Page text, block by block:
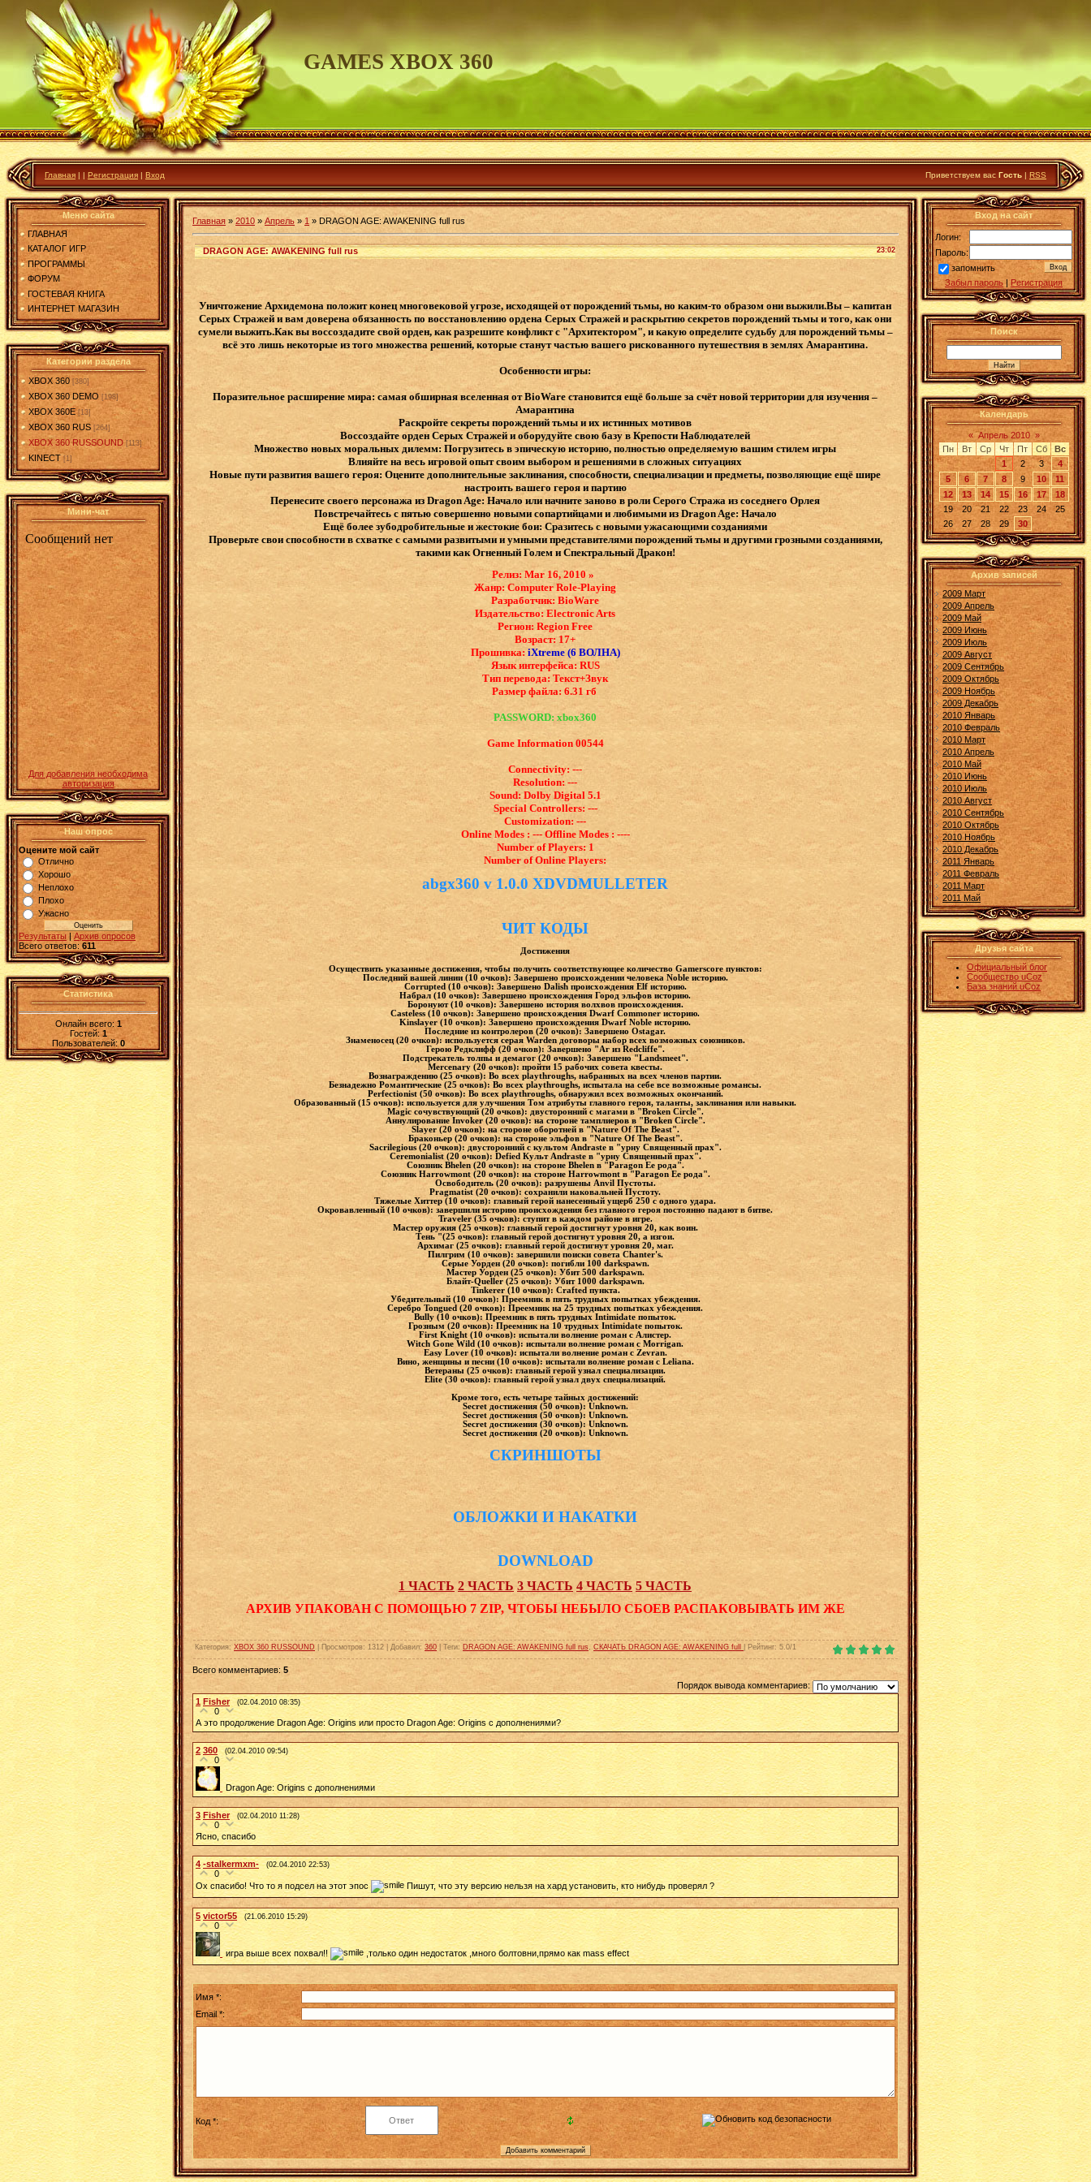
GAMES XBOX 360
Главная | | Регистрация | Вход Приветствуем вас Гость | RSS
Меню сайта
ГЛАВНАЯ
КАТАЛОГ ИГР
ПРОГРАММЫ
ФОРУМ
ГОСТЕВАЯ КНИГА
ИНТЕРНЕТ МАГАЗИН
Категории раздела
XBOX 360 [380]
XBOX 360 DEMO [198]
XBOX 360E [13]
XBOX 360 RUS [264]
XBOX 360 RUSSOUND [113]
KINECT [1]
Мини-чат
Для добавления необходима
авторизация
Наш опрос
Оцените мой сайт
Отлично
Хорошо
Неплохо
Плохо
Ужасно
Результаты | Архив опросов
Всего ответов: 611
Статистика
Онлайн всего:1
Гостей:1
Пользователей: 0
Главная » 2010 » Апрель » 1 » DRAGON AGE: AWAKENING full rus
23:02
DRAGON AGE: AWAKENING full rus
Уничтожение Архидемона положит конец многовековой угрозе, исходящей от порождений тьмы, но каким-то образом они выжили.Вы – капитан
Серых Стражей и вам доверена обязанность по восстановлению ордена Серых Стражей и раскрытию секретов порождений тьмы и того, как они
сумели выжить.Как вы воссоздадите свой орден, как разрешите конфликт с "Архитектором", и какую определите судьбу для порождений тьмы –
всё это лишь некоторые из того множества решений, которые станут частью вашего рискованного путешествия в землях Амарантина.
Особенности игры:
Поразительное расширение мира: самая обширная вселенная от BioWare становится ещё больше за счёт новой территории для изучения –
Амарантина
Раскройте секреты порождений тьмы и их истинных мотивов
Воссоздайте орден Серых Стражей и оборудуйте свою базу в Крепости Наблюдателей
Множество новых моральных дилемм: Погрузитесь в эпическую историю, полностью определяемую вашим стилем игры
Влияйте на весь игровой опыт своим выбором и решениями в сложных ситуациях
Новые пути развития вашего героя: Оцените дополнительные заклинания, способности, специализации и предметы, позволяющие ещё шире
настроить вашего героя и партию
Перенесите своего персонажа из Dragon Age: Начало или начните заново в роли Серого Стража из соседнего Орлея
Повстречайтесь с пятью совершенно новыми сопартийцами и любимыми из Dragon Age: Начало
Ещё более зубодробительные и жестокие бои: Сразитесь с новыми ужасающими созданиями
Проверьте свои способности в схватке с самыми развитыми и умными представителями порождений тьмы и другими грозными созданиями,
такими как Огненный Голем и Спектральный Дракон!
Релиз: Mar 16, 2010 »
Жанр: Computer Role-Playing
Разработчик: BioWare
Издательство: Electronic Arts
Регион: Region Free
Возраст: 17+
Прошивка: iXtreme (6 ВОЛНА)
Язык интерфейса: ​RUS
Тип перевода: Текст+Звук
Размер файла: 6.31 гб
PASSWORD: xbox360
Game Information 00544
Connectivity: ---
Resolution: ---
Sound: Dolby Digital 5.1
Special Controllers: ---
Customization: ---
Online Modes : --- Offline Modes : ----
Number of Players: 1
Number of Online Players:
abgx360 v 1.0.0 XDVDMULLETER
ЧИТ КОДЫ
Достижения
Осуществить указанные достижения, чтобы получить соответствующее количество Gamerscore пунктов:
Последний вашей линии (10 очков): Завершено происхождении человека Noble историю.
Corrupted (10 очков): Завершено Dalish происхождения Elf историю.
Набрал (10 очков): Завершено происхождения Город эльфов историю.
Боронуют (10 очков): Завершено история волхвов происхождения.
Casteless (10 очков): Завершено происхождения Dwarf Commoner историю.
Kinslayer (10 очков): Завершено происхождения Dwarf Noble историю.
Последние из контролеров (20 очков): Завершено Ostagar.
Знаменосец (20 очков): используется серая Warden договоры набор всех возможных союзников.
Герою Редклифф (20 очков): Завершено "Аг из Redcliffe".
Подстрекатель толпы и демагог (20 очков): Завершено "Landsmeet".
Mercenary (20 очков): пройти 15 рабочих совета квесты.
Вознаграждению (25 очков): Во всех playthroughs, набранных на всех членов партии.
Безнадежно Романтические (25 очков): Во всех playthroughs, испытала на себе все возможные романсы.
Perfectionist (50 очков): Во всех playthroughs, обнаружил всех возможных окончаний.
Образованный (15 очков): используется для улучшения Том атрибуты главного героя, таланты, заклинания или навыки.
Magic сочувствующий (20 очков): двусторонний с магами в "Broken Circle".
Аннулирование Invoker (20 очков): на стороне тамплиеров в "Broken Circle".
Slayer (20 очков): на стороне оборотней в "Nature Of The Beast".
Браконьер (20 очков): на стороне эльфов в "Nature Of The Beast".
Sacrilegious (20 очков): двусторонний с культом Andraste в "урну Священный прах".
Ceremonialist (20 очков): Defied Культ Andraste в "урну Священный прах".
Союзник Bhelen (20 очков): на стороне Bhelen в "Paragon Ее рода".
Союзник Harrowmont (20 очков): на стороне Harrowmont в "Paragon Ее рода".
Освободитель (20 очков): разрушены Anvil Пустоты.
Pragmatist (20 очков): сохранили наковальней Пустоту.
Тяжелые Хиттер (10 очков): главный герой нанесенный ущерб 250 с одного удара.
Окровавленный (10 очков): завершили историю происхождения без главного героя постоянно падают в битве.
Traveler (35 очков): ступит в каждом районе в игре.
Мастер оружия (25 очков): главный герой достигнут уровня 20, как воин.
Тень "(25 очков): главный герой достигнут уровня 20, а изгои.
Архимаг (25 очков): главный герой достигнут уровня 20, маг.
Пилгрим (10 очков): завершили поиски совета Chanter's.
Серые Уорден (20 очков): погибли 100 darkspawn.
Мастер Уорден (25 очков): Убит 500 darkspawn.
Блайт-Queller (25 очков): Убит 1000 darkspawn.
Tinkerer (10 очков): Crafted пункта.
Убедительный (10 очков): Преемник в пять трудных попытках убеждения.
Серебро Tongued (20 очков): Преемник на 25 трудных попытках убеждения.
Bully (10 очков): Преемник в пять трудных Intimidate попыток.
Грозным (20 очков): Преемник на 10 трудных Intimidate попыток.
First Knight (10 очков): испытали волнение роман с Алистер.
Witch Gone Wild (10 очков): испытали волнение роман с Morrigan.
Easy Lover (10 очков): испытали волнение роман с Zevran.
Вино, женщины и песни (10 очков): испытали волнение роман с Leliana.
Ветераны (25 очков): главный герой узнал специализации.
Elite (30 очков): главный герой узнал двух специализаций.
Кроме того, есть четыре тайных достижений:
Secret достижения (50 очков): Unknown.
Secret достижения (50 очков): Unknown.
Secret достижения (30 очков): Unknown.
Secret достижения (20 очков): Unknown.
СКРИНШОТЫ
ОБЛОЖКИ И НАКАТКИ
DOWNLOAD
1 ЧАСТЬ 2 ЧАСТЬ 3 ЧАСТЬ 4 ЧАСТЬ 5 ЧАСТЬ
АРХИВ УПАКОВАН С ПОМОЩЬЮ 7 ZIP, ЧТОБЫ НЕБЫЛО СБОЕВ РАСПАКОВЫВАТЬ ИМ ЖЕ
Категория: XBOX 360 RUSSOUND Просмотров: 1312 Добавил: 360 Теги: DRAGON AGE: AWAKENING full rus СКАЧАТЬ DRAGON AGE: AWAKENING full Рейтинг: 5.0/1
Всего комментариев: 5
Порядок вывода комментариев:
1 Fisher (02.04.2010 08:35)
0
А это продолжение Dragon Age: Origins или просто Dragon Age: Origins с дополнениями?
2 360 (02.04.2010 09:54)
0
Dragon Age: Origins с дополнениями
3 Fisher (02.04.2010 11:28)
0
Ясно, спасибо
4 -stalkermxm- (02.04.2010 22:53)
0
Ох спасибо! Что то я подсел на этот эпос
Пишут, что эту версию нельзя на хард установить, кто нибудь проверял ?
5 victor55 (21.06.2010 15:29)
0
игра выше всех похвал!! ,только один недостаток ,много болтовни,прямо как mass effect
Имя *:
Email *:
Код *:
Вход на сайт
Логин:
Пароль:
запомнить
Забыл пароль | Регистрация
Поиск
Календарь
« Апрель 2010 »
Пн
Вт Ср Чт Пт Сб
Вс
1
2 3
4
5
6 7 8 9 10
11
12
13 14 15 16 17
18
19
20 21 22 23 24
25
26
27 28 29 30
Архив записей
2009 Март
2009 Апрель
2009 Май
2009 Июнь
2009 Июль
2009 Август
2009 Сентябрь
2009 Октябрь
2009 Ноябрь
2009 Декабрь
2010 Январь
2010 Февраль
2010 Март
2010 Апрель
2010 Май
2010 Июнь
2010 Июль
2010 Август
2010 Сентябрь
2010 Октябрь
2010 Ноябрь
2010 Декабрь
2011 Январь
2011 Февраль
2011 Март
2011 Май
Друзья сайта
Официальный блог
Сообщество uCoz
База знаний uCoz